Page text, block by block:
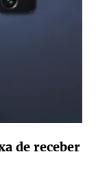
de receber